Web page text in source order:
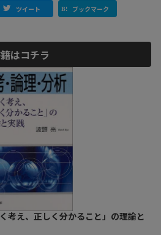
ツイート ブックマーク
はコチラ
考え、正しく分かること」の理論と